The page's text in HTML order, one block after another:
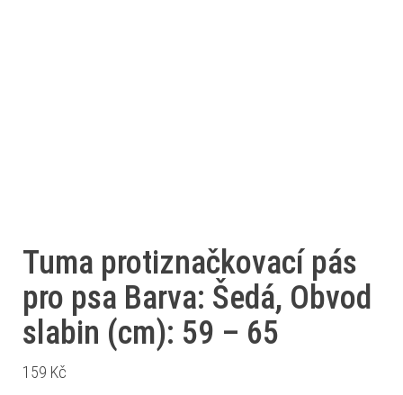
Tuma protiznačkovací pás
pro psa Barva: Šedá, Obvod
slabin (cm): 59 – 65
159 Kč